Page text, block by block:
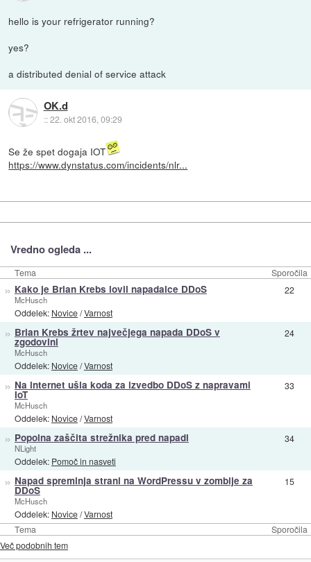
hello is your refrigerator running?
yes?
a distributed denial of service attack
OK.d
::22. okt 2016, 09:29
Se že spet dogaja IOT
https://www.dynstatus.com/incidents/nlr...
Vredno ogleda ...
Tema Sporočila
Tema Sporočila
» Kako je Brian Krebs lovil napadalce DDoS
McHusch
Oddelek: Novice/Varnost
22
» Brian Krebs žrtev največjega napada DDoS v
zgodovini
McHusch
Oddelek: Novice/Varnost
24
» Na internet ušla koda za izvedbo DDoS z napravami
IoT
McHusch
Oddelek: Novice/Varnost
33
» Popolna zaščita strežnika pred napadi
NLight
Oddelek: Pomoč in nasveti
34
» Napad spreminja strani na WordPressu v zombije za
DDoS
McHusch
Oddelek: Novice/Varnost
15
Več podobnih tem